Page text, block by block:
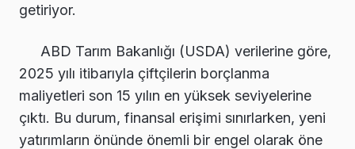
getiriyor.
ABD Tarım Bakanlığı (USDA) verilerine göre,
2025 yılı itibarıyla çiftçilerin borçlanma
maliyetleri son 15 yılın en yüksek seviyelerine
çıktı. Bu durum, finansal erişimi sınırlarken, yeni
yatırımların önünde önemli bir engel olarak öne